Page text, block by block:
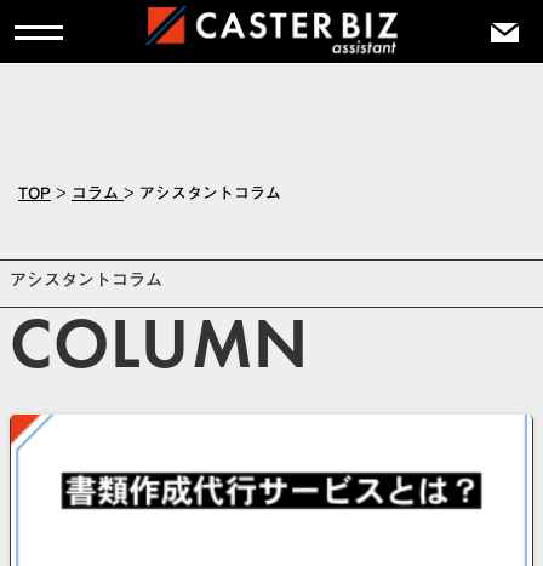
TOP > コラム > アシスタントコラム
アシスタントコラム
COLUMN